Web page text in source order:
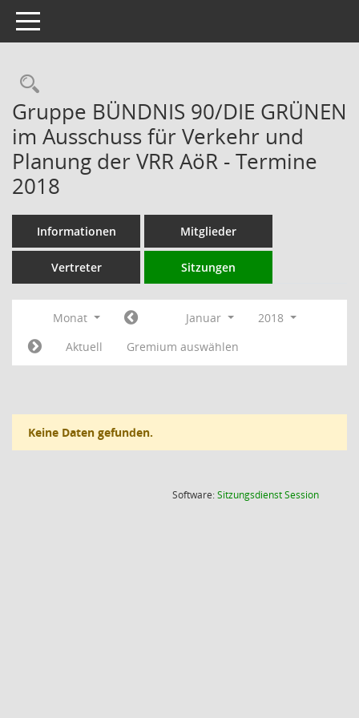
Toggle navigation
Rechercheauswahl
Gruppe BÜNDNIS 90/DIE GRÜNEN
im Ausschuss für Verkehr und
Planung der VRR AöR - Termine
2018
Informationen Mitglieder
Vertreter Sitzungen
Monat Januar
2018
Aktuell
Gremium auswählen
Keine Daten gefunden.
Software:SitzungsdienstSession(Wird in